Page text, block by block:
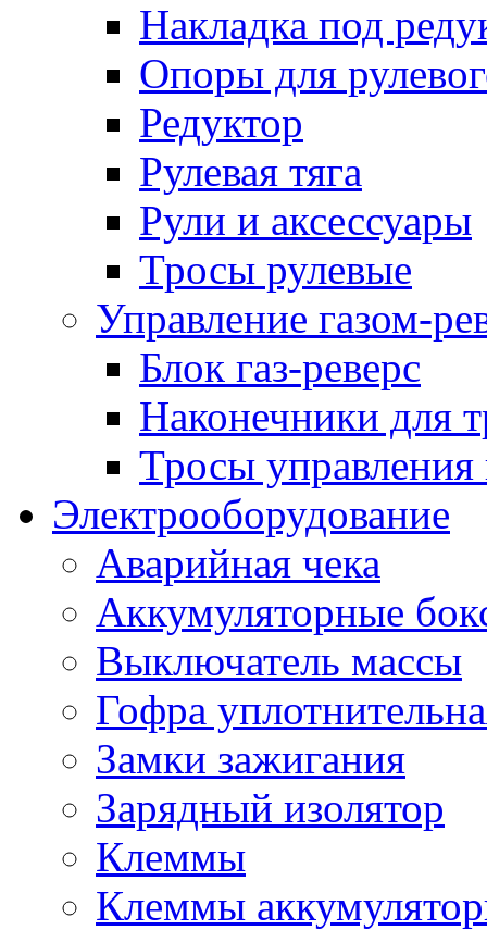
Накладка под
Опоры для
Редуктор
Рулевая тяга
Рули и аксессуары
Тросы рулевые
Управление газом-
Блок газ-реверс
Наконечники для
Тросы управления
Электрооборудование
Аварийная чека
Аккумуляторные
Выключатель массы
Гофра
Замки зажигания
Зарядный изолятор
Клеммы
Клеммы